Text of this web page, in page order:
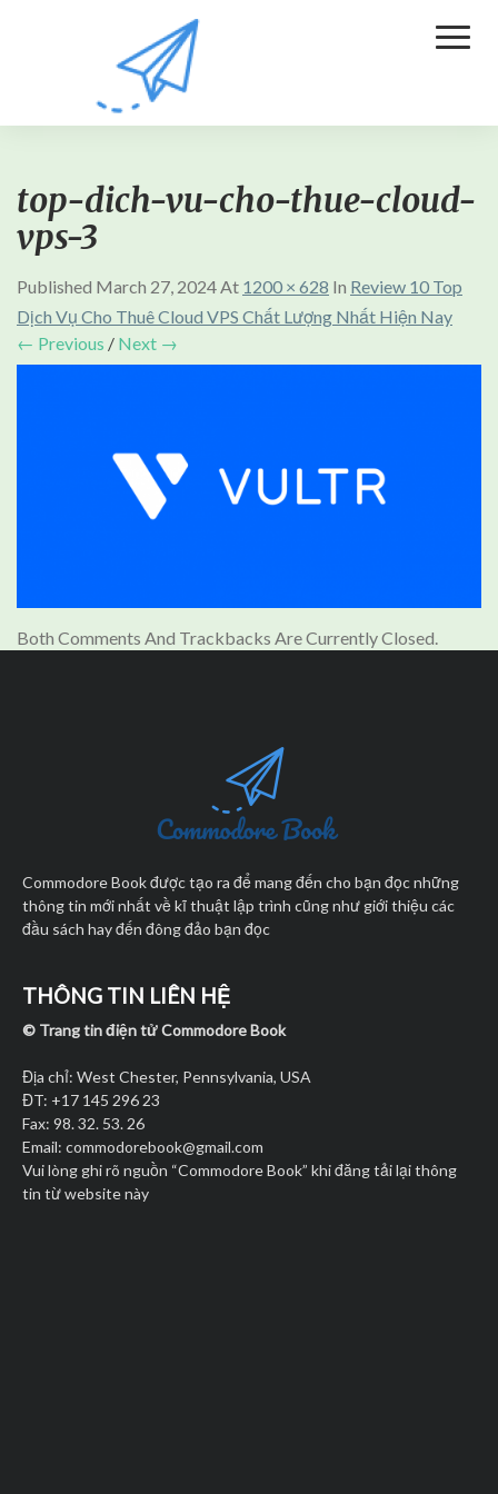
top-dich-vu-cho-thue-cloud-
vps-3
Published March 27, 2024At 1200 × 628 In Review 10 Top
Dịch Vụ Cho Thuê Cloud VPS Chất Lượng Nhất Hiện Nay
← Previous / Next →
Both Comments And Trackbacks Are Currently Closed.
Commodore Book được tạo ra để mang đến cho bạn đọc những
thông tin mới nhất về kĩ thuật lập trình cũng như giới thiệu các
đầu sách hay đến đông đảo bạn đọc
THÔNG TIN LIÊN HỆ
© Trang tin điện tử Commodore Book
Địa chỉ: West Chester, Pennsylvania, USA
ĐT: +17 145 296 23
Fax: 98. 32. 53. 26
Email: commodorebook@gmail.com
Vui lòng ghi rõ nguồn “Commodore Book” khi đăng tải lại thông
tin từ website này